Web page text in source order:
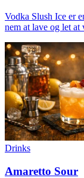
Vodka Slush Ice er
nem at lave og let at
Drinks
Amaretto Sour